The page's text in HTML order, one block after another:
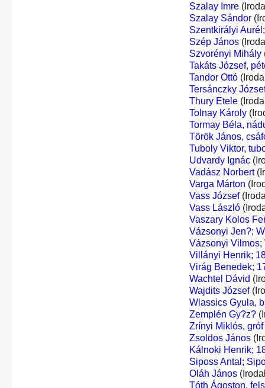
Szalay Imre
Szalay Sándor
Szentkirályi
Szép János
Szvorényi Mihály
Takáts József,
Tandor Ottó
Tersánczky
Thury Etele
Tolnay Károly
Tormay Béla,
Török János,
Tuboly Viktor,
Udvardy Ignác
Vadász Norbert
Varga Márton
Vass József
Vass László
Vaszary Kolos
Vázsonyi Jen?;
Vázsonyi Vilmos;
Villányi Henrik;
Virág Benedek;
Wachtel Dávid
Wajdits József
Wlassics Gyula,
Zemplén Gy?z?
Zrínyi Miklós, gróf
Zsoldos János
Kálnoki Henrik;
Siposs Antal;
Oláh János
Tóth Ágoston,